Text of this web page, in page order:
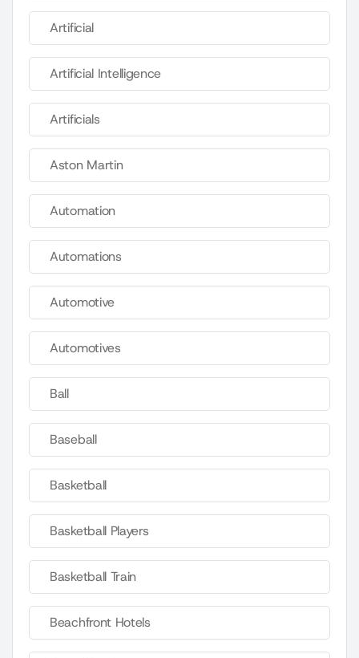
Artificial
Artificial Intelligence
Artificials
Aston Martin
Automation
Automations
Automotive
Automotives
Ball
Baseball
Basketball
Basketball Players
Basketball Train
Beachfront Hotels